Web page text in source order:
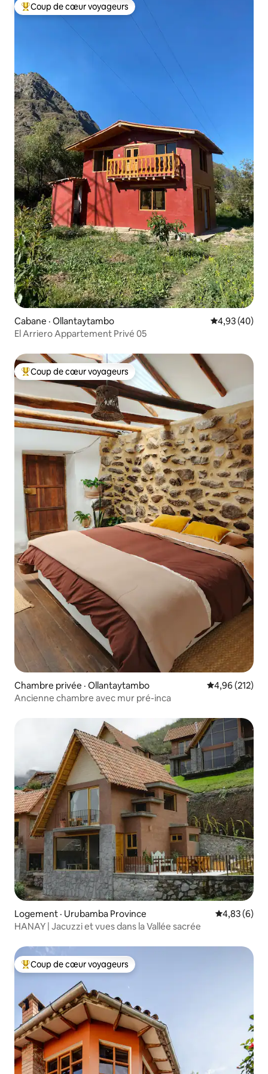
Coup de cœur voyageurs parmi les plus aimés
Coup de cœur voyageurs
Cabane · Ollantaytambo Note
4,93 (40)
El Arriero Appartement Privé 05
Coup de cœur voyageurs parmi les plus aimés
Coup de cœur voyageurs
Chambre privée · Ollantaytambo Note
4,96 (212)
Ancienne chambre avec mur pré-inca
Logement · Urubamba Province Note
4,83 (6)
HANAY | Jacuzzi et vues dans la Vallée sacrée
Coup de cœur voyageurs parmi les plus aimés
Coup de cœur voyageurs